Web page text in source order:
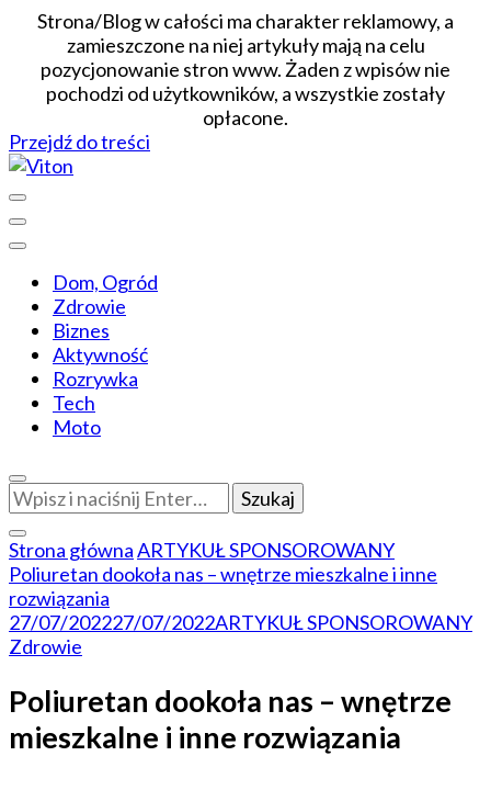
Strona/Blog w całości ma charakter reklamowy, a
zamieszczone na niej artykuły mają na celu
pozycjonowanie stron www. Żaden z wpisów nie
pochodzi od użytkowników, a wszystkie zostały
opłacone.
Przejdź do treści
Viton
Dom, Ogród
Zdrowie
Biznes
Aktywność
Rozrywka
Tech
Moto
Szukasz
czegoś?
Strona głównaARTYKUŁ SPONSOROWANY
Poliuretan dookoła nas – wnętrze mieszkalne i inne
rozwiązania
27/07/202227/07/2022ARTYKUŁ SPONSOROWANY
Zdrowie
Poliuretan dookoła nas – wnętrze
mieszkalne i inne rozwiązania